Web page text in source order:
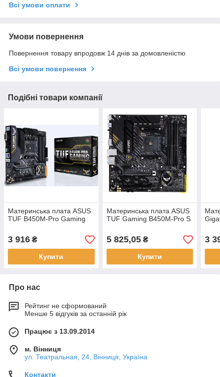
Всі умови оплати
Умови повернення
Повернення товару впродовж 14 днів за домовленістю
Всі умови повернення
Подібні товари компанії
Материнська плата ASUS
TUF B450M-Pro Gaming
3 916 ₴
Купити
Материнська плата ASUS
TUF Gaming B450M-Pro S
5 825,05₴
Купити
3
Про нас
Рейтинг не сформований
Менше 5 відгуків за останній рік
Працює з 13.09.2014
м. Вінниця
ул. Театральная, 24, Вінниця, Україна
Контакти